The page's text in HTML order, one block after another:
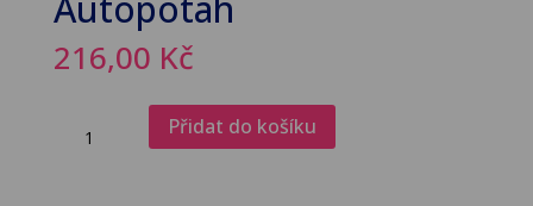
216,00 Kč
množství
Přidat do košíku